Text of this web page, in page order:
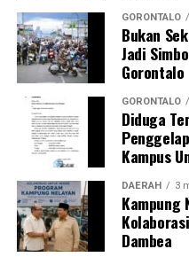
“Kehadiran mahasiswa
active case findingTBC
Sinergi multisektor
kesehatan, puskesmas,
inilah yang menjadi kunci
masyarakat sadar sehat,”
Masyarakat Desa Luwoo
terpadu ini. Ratusan
pemeriksaan kesehatan
mengenai pola hidup
pencegahan tuberkulosis.
GORONTALO
Bukan
Jadi
Gorontalo
GORONTALO
Diduga
Kampus
DAERAH 3
Kampung
Dambea